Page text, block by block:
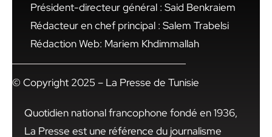
Président-directeur général : Said Benkraiem
Rédacteur en chef principal : Salem Trabelsi
Rédaction Web: Mariem Khdimmallah
© Copyright 2025 – La Presse de Tunisie
Quotidien national francophone fondé en 1936,
La Presse est une référence du journalisme